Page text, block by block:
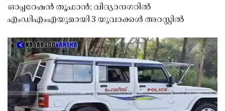
ഓപ്പറേഷൻ തൂഫാൻ; വിദ്യാനഗറിൽ
എംഡിഎംഎയുമായി 3 യുവാക്കൾ അറസ്റ്റിൽ